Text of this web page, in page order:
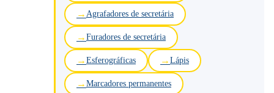
Agrafadores de secretária
Furadores de secretária
Esferográficas Lápis
Marcadores permanentes